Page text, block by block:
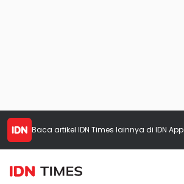
Baca artikel IDN Times lainnya di IDN App